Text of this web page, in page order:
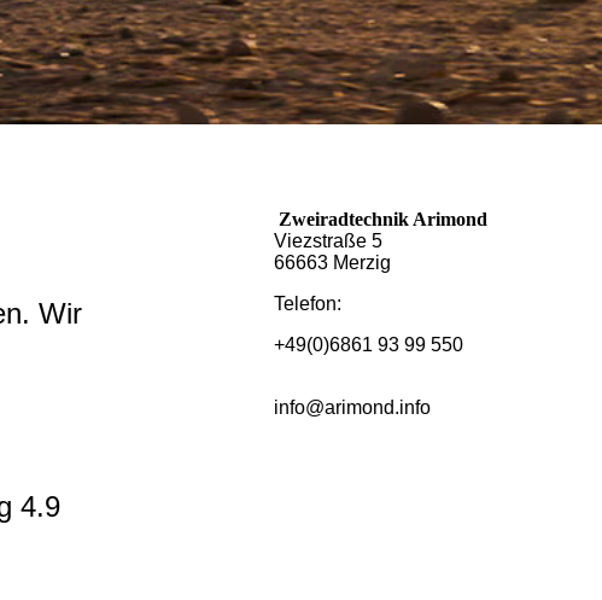
Wir
4.9
Zweiradtechnik Arimond
Viezstraße 5
66663 Merzig
Telefon:
+49(0)6861 93 99 550
info@arimond.info